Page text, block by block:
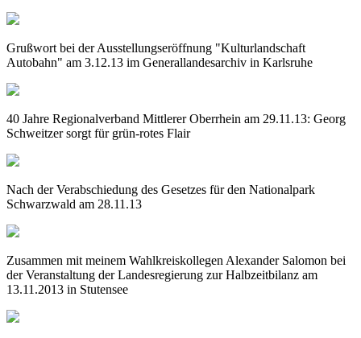
Grußwort bei der Ausstellungseröffnung "Kulturlandschaft
Autobahn" am 3.12.13 im Generallandesarchiv in Karlsruhe
40 Jahre Regionalverband Mittlerer Oberrhein am 29.11.13: Georg
Schweitzer sorgt für grün-rotes Flair
Nach der Verabschiedung des Gesetzes für den Nationalpark
Schwarzwald am 28.11.13
Zusammen mit meinem Wahlkreiskollegen Alexander Salomon bei
der Veranstaltung der Landesregierung zur Halbzeitbilanz am
13.11.2013 in Stutensee